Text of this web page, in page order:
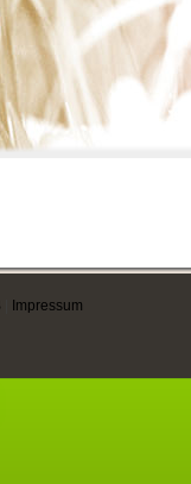
Impressum